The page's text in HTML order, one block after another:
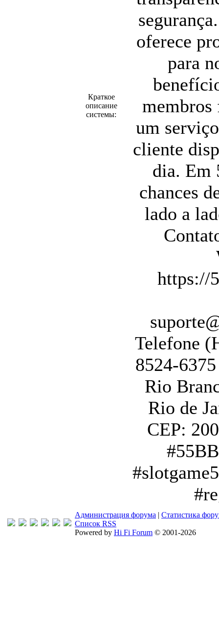
Краткое
описание
системы:
oferece
para
membros
um
cliente
dia. Em
chances
lado a
https://
Telefone
8524-
Rio
Rio de
CEP:
Администрация форума | Статистика
Список RSS
Powered by Hi Fi Forum © 2001-2026